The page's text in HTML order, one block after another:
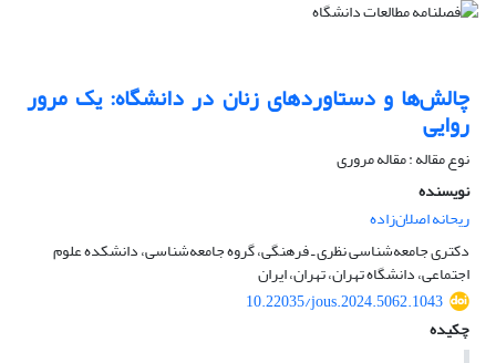
چالش‌ها و دستاوردهای زنان در دانشگاه: یک مرور
روایی
نوع مقاله : مقاله مروری
نویسنده
ریحانه اصلان‌زاده
دکتری جامعه‌شناسی نظری ـ فرهنگی، گروه جامعه‌شناسی، دانشکده علوم
اجتماعی، دانشگاه تهران، تهران، ایران
10.22035/jous.2024.5062.1043
چکیده